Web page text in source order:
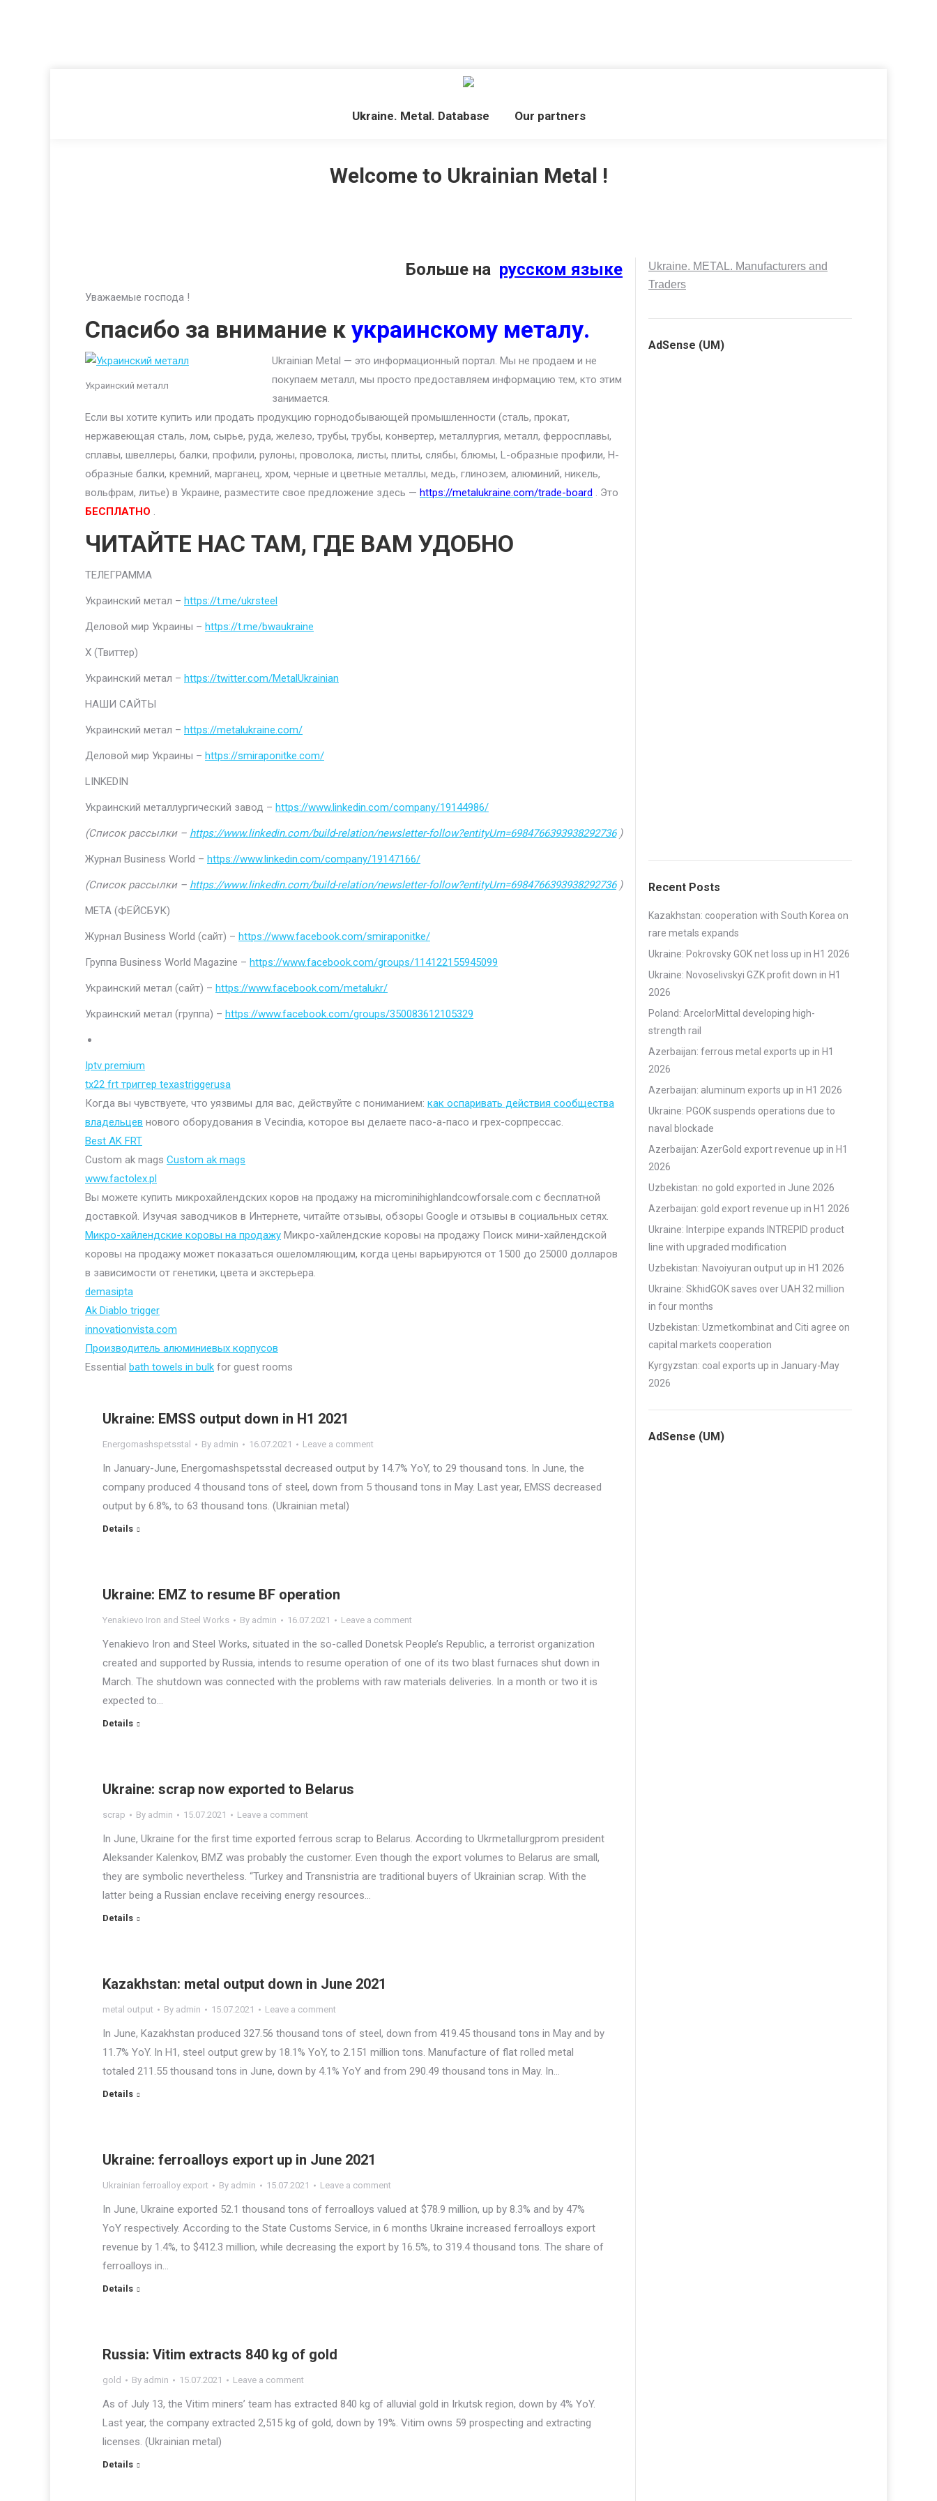
Ukraine. Metal. Database Our partners
Welcome to Ukrainian Metal !
Больше на русском языке
Уважаемые господа !
Спасибо за внимание к украинскому металу.
Украинский металл
Ukrainian Metal — это информационный портал. Мы не продаем и не
покупаем металл, мы просто предоставляем информацию тем, кто этим
занимается.
Если вы хотите купить или продать продукцию горнодобывающей промышленности (сталь, прокат,
нержавеющая сталь, лом, сырье, руда, железо, трубы, трубы, конвертер, металлургия, металл, ферросплавы,
сплавы, швеллеры, балки, профили, рулоны, проволока, листы, плиты, слябы, блюмы, L-образные профили, H-
образные балки, кремний, марганец, хром, черные и цветные металлы, медь, глинозем, алюминий, никель,
вольфрам, литье) в Украине, разместите свое предложение здесь — https://metalukraine.com/trade-board . Это
БЕСПЛАТНО .
ЧИТАЙТЕ НАС ТАМ, ГДЕ ВАМ УДОБНО
ТЕЛЕГРАММА
Украинский метал – https://t.me/ukrsteel
Деловой мир Украины – https://t.me/bwaukraine
Х (Твиттер)
Украинский метал – https://twitter.com/MetalUkrainian
НАШИ САЙТЫ
Украинский метал – https://metalukraine.com/
Деловой мир Украины – https://smiraponitke.com/
LINKEDIN
Украинский металлургический завод – https://www.linkedin.com/company/19144986/
(Список рассылки – https://www.linkedin.com/build-relation/newsletter-follow?entityUrn=6984766393938292736)
Журнал Business World – https://www.linkedin.com/company/19147166/
(Список рассылки – https://www.linkedin.com/build-relation/newsletter-follow?entityUrn=6984766393938292736)
МЕТА (ФЕЙСБУК)
Журнал Business World (сайт) – https://www.facebook.com/smiraponitke/
Группа Business World Magazine – https://www.facebook.com/groups/114122155945099
Украинский метал (сайт) – https://www.facebook.com/metalukr/
Украинский метал (группа) – https://www.facebook.com/groups/350083612105329
Iptv premium
tx22 frt триггер texastriggerusa
Когда вы чувствуете, что уязвимы для вас, действуйте с пониманием: как оспаривать действия сообщества
владельцев нового оборудования в Vecindia, которое вы делаете пасо-а-пасо и грех-сорпрессас.
Best AK FRT
Custom ak mags Custom ak mags
www.factolex.pl
Вы можете купить микрохайлендских коров на продажу на microminihighlandcowforsale.com с бесплатной
доставкой. Изучая заводчиков в Интернете, читайте отзывы, обзоры Google и отзывы в социальных сетях.
Микро-хайлендские коровы на продажу Микро-хайлендские коровы на продажу Поиск мини-хайлендской
коровы на продажу может показаться ошеломляющим, когда цены варьируются от 1500 до 25000 долларов
в зависимости от генетики, цвета и экстерьера.
demasipta
Ak Diablo trigger
innovationvista.com
Производитель алюминиевых корпусов
Essential bath towels in bulk for guest rooms
Ukraine: EMSS output down in H1 2021
Energomashspetsstal By admin 16.07.2021 Leave a comment
In January-June, Energomashspetsstal decreased output by 14.7% YoY, to 29 thousand tons. In June, the
company produced 4 thousand tons of steel, down from 5 thousand tons in May. Last year, EMSS decreased
output by 6.8%, to 63 thousand tons. (Ukrainian metal)
Details
Ukraine: EMZ to resume BF operation
Yenakievo Iron and Steel Works By admin 16.07.2021 Leave a comment
Yenakievo Iron and Steel Works, situated in the so-called Donetsk People’s Republic, a terrorist organization
created and supported by Russia, intends to resume operation of one of its two blast furnaces shut down in
March. The shutdown was connected with the problems with raw materials deliveries. In a month or two it is
expected to…
Details
Ukraine: scrap now exported to Belarus
scrap By admin 15.07.2021 Leave a comment
In June, Ukraine for the first time exported ferrous scrap to Belarus. According to Ukrmetallurgprom president
Aleksander Kalenkov, BMZ was probably the customer. Even though the export volumes to Belarus are small,
they are symbolic nevertheless. “Turkey and Transnistria are traditional buyers of Ukrainian scrap. With the
latter being a Russian enclave receiving energy resources…
Details
Kazakhstan: metal output down in June 2021
metal output By admin 15.07.2021 Leave a comment
In June, Kazakhstan produced 327.56 thousand tons of steel, down from 419.45 thousand tons in May and by
11.7% YoY. In H1, steel output grew by 18.1% YoY, to 2.151 million tons. Manufacture of flat rolled metal
totaled 211.55 thousand tons in June, down by 4.1% YoY and from 290.49 thousand tons in May. In…
Details
Ukraine: ferroalloys export up in June 2021
Ukrainian ferroalloy export By admin 15.07.2021 Leave a comment
In June, Ukraine exported 52.1 thousand tons of ferroalloys valued at $78.9 million, up by 8.3% and by 47%
YoY respectively. According to the State Customs Service, in 6 months Ukraine increased ferroalloys export
revenue by 1.4%, to $412.3 million, while decreasing the export by 16.5%, to 319.4 thousand tons. The share of
ferroalloys in…
Details
Russia: Vitim extracts 840 kg of gold
gold By admin 15.07.2021 Leave a comment
As of July 13, the Vitim miners’ team has extracted 840 kg of alluvial gold in Irkutsk region, down by 4% YoY.
Last year, the company extracted 2,515 kg of gold, down by 19%. Vitim owns 59 prospecting and extracting
licenses. (Ukrainian metal)
Details
Ukraine. METAL. Manufacturers and
Traders
AdSense (UM)
Recent Posts
Kazakhstan: cooperation with South Korea on
rare metals expands
Ukraine: Pokrovsky GOK net loss up in H1 2026
Ukraine: Novoselivskyi GZK profit down in H1
2026
Poland: ArcelorMittal developing high-
strength rail
Azerbaijan: ferrous metal exports up in H1
2026
Azerbaijan: aluminum exports up in H1 2026
Ukraine: PGOK suspends operations due to
naval blockade
Azerbaijan: AzerGold export revenue up in H1
2026
Uzbekistan: no gold exported in June 2026
Azerbaijan: gold export revenue up in H1 2026
Ukraine: Interpipe expands INTREPID product
line with upgraded modification
Uzbekistan: Navoiyuran output up in H1 2026
Ukraine: SkhidGOK saves over UAH 32 million
in four months
Uzbekistan: Uzmetkombinat and Citi agree on
capital markets cooperation
Kyrgyzstan: coal exports up in January-May
2026
AdSense (UM)